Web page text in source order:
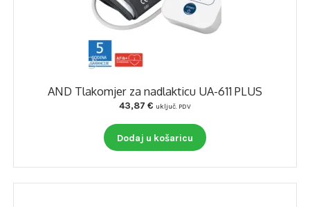
AND Tlakomjer za nadlakticu UA-611 PLUS
43,87 € uključ. PDV
Dodaj u košaricu